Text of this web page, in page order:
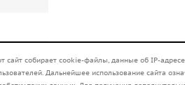
сайт собирает cookie-файлы, данные об IP-
Дальнейшее использование сайта